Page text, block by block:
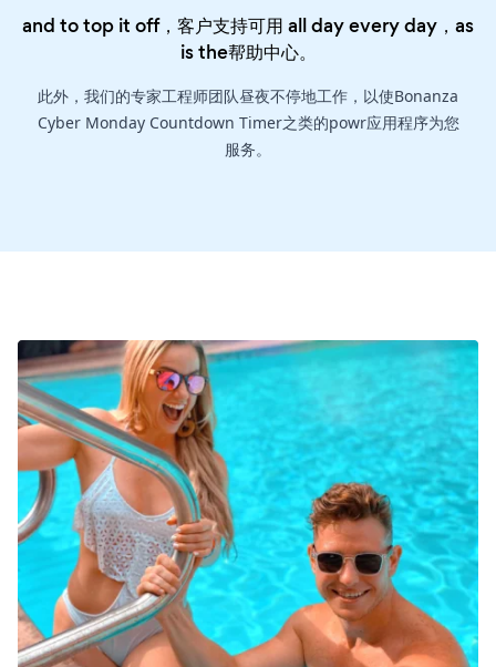
and to top it off，客户支持可用 all day every day，as
is the帮助中心。
此外，我们的专家工程师团队昼夜不停地工作，以使Bonanza
Cyber Monday Countdown Timer之类的powr应用程序为您
服务。